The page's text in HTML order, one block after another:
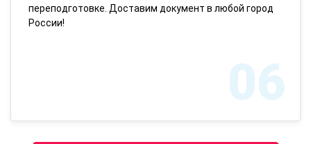
переподготовке. Доставим документ в любой город
России!
06